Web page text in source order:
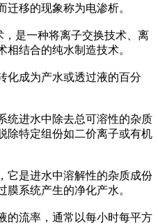
移的现象称为电渗析。
是一种将离子交换技术、离
结合的纯水制造技术。
化成为产水或透过液的百分
统进水中除去总可溶性的杂质
除特定组份如二价离子或有机
它是进水中溶解性的杂质成份
系统产生的净化产水。
的流率，通常以每小时每平方